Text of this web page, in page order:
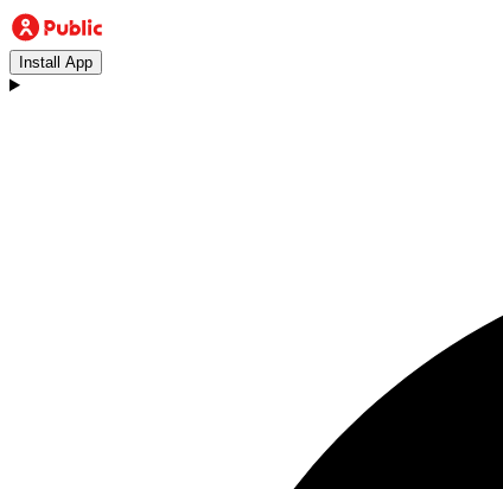
Install App